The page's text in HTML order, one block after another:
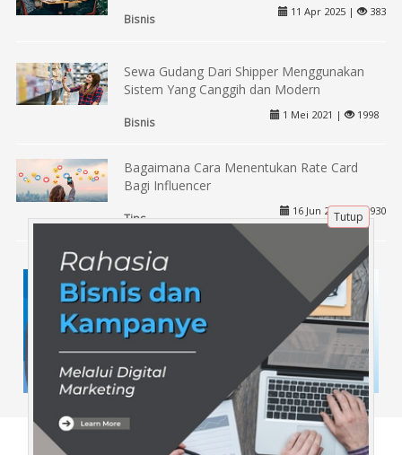
Bisnis
11 Apr 2025 | 383
Sewa Gudang Dari Shipper Menggunakan
Sistem Yang Canggih dan Modern
Bisnis
1 Mei 2021 | 1998
Bagaimana Cara Menentukan Rate Card
Bagi Influencer
Tips
16 Jun 2024 | 930
Tentang Kami
Tutup